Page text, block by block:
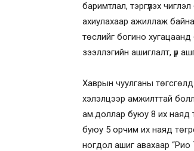
баримтлал, тэргүүлэх
ахиулахаар ажиллаж
төслийг богино хугацаанд
зээллэгийн ашиглалт, үр
Хаврын чуулганы
хэлэлцээр амжилттай
ам.доллар буюу 8 их наяд
буюу 5 орчим их наяд
ногдол ашиг авахаар “Рио